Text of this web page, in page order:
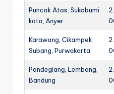
Puncak Atas, Sukabumi
kota, Anyer
Karawang, Cikampek,
Subang, Purwakarta
Pandeglang, Lembang,
Bandung